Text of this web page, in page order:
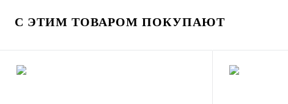
В корзину
С ЭТИМ ТОВАРОМ ПОКУПАЮТ